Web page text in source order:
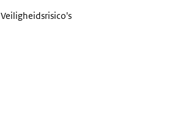
Veiligheidsrisico's